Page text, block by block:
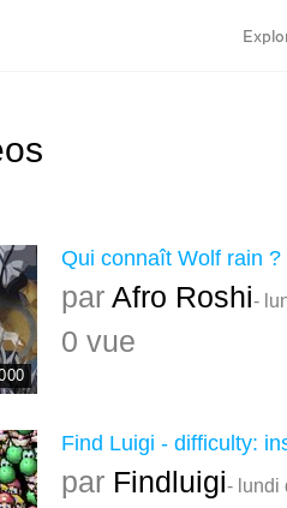
Qui connaît Wolf rain ?
par Afro Roshi-
0 vue
Find Luigi - difficulty:
par Findluigi- lundi